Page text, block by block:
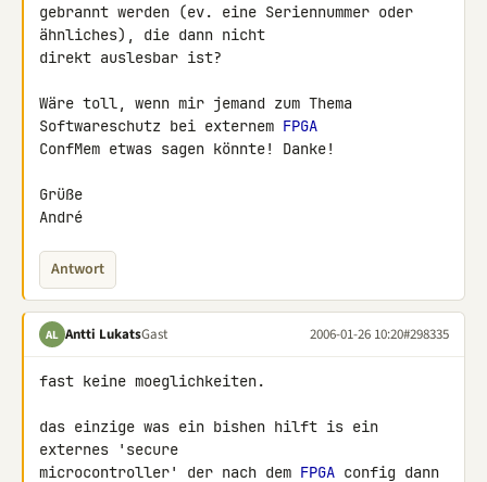
gebrannt werden (ev. eine Seriennummer oder
ähnliches), die dann nicht
direkt auslesbar ist?
Wäre toll, wenn mir jemand zum Thema
Softwareschutz bei externem FPGA
ConfMem etwas sagen könnte! Danke!
Grüße
André
Antwort
AL Antti LukatsGast 2006-01-26 10:20#298335
fast keine moeglichkeiten.
das einzige was ein bishen hilft is ein
externes 'secure
microcontroller' der nach dem FPGA config dann